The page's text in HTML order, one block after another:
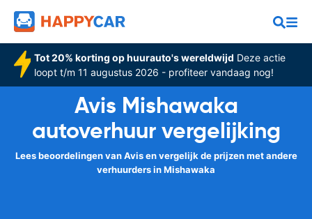
Tot 20% korting op huurauto's wereldwijd Deze actie
loopt t/m 11 augustus 2026 - profiteer vandaag nog!
Avis Mishawaka
autoverhuur vergelijking
Lees beoordelingen van Avis en vergelijk de prijzen met andere
verhuurders in Mishawaka